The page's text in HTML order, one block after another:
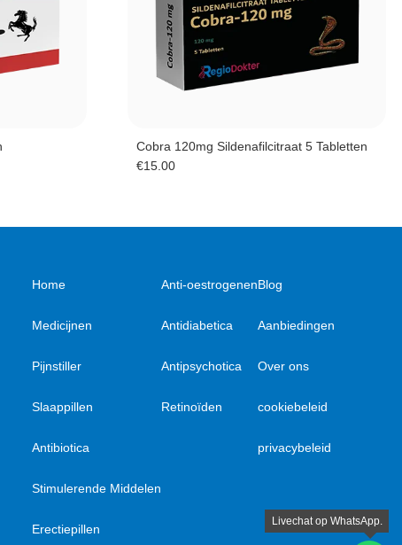
Cobra 120mg Sildenafilcitraat 5 Tabletten
€15.00
Home
Medicijnen
Pijnstiller
Slaappillen
Antibiotica
Stimulerende Middelen
Erectiepillen
Anti-oestrogenen
Antidiabetica
Antipsychotica
Retinoïden
Blog
Aanbiedingen
Over ons
cookiebeleid
privacybeleid